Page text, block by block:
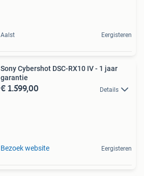
Aalst Eergisteren
Sony Cybershot DSC-RX10 IV - 1 jaar
garantie
€ 1.599,00 Details
Bezoek website Eergisteren